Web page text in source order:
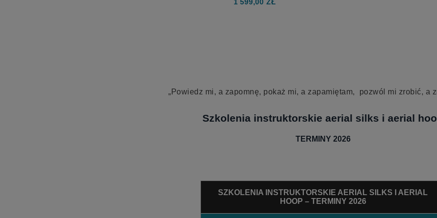
1 599,00 ZŁ
„Powiedz mi, a zapomnę, pokaż mi, a zapamiętam, pozwól mi zrobić, a
Szkolenia instruktorskie aerial silks i aerial
TERMINY 2026
SZKOLENIA INSTRUKTORSKIE AERIAL SILKS I AERIAL
HOOP – TERMINY 2026